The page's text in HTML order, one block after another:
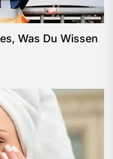
Was Du Wissen